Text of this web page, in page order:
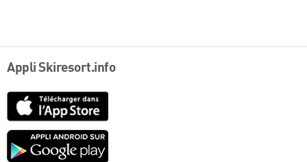
Appli Skiresort.info
Google